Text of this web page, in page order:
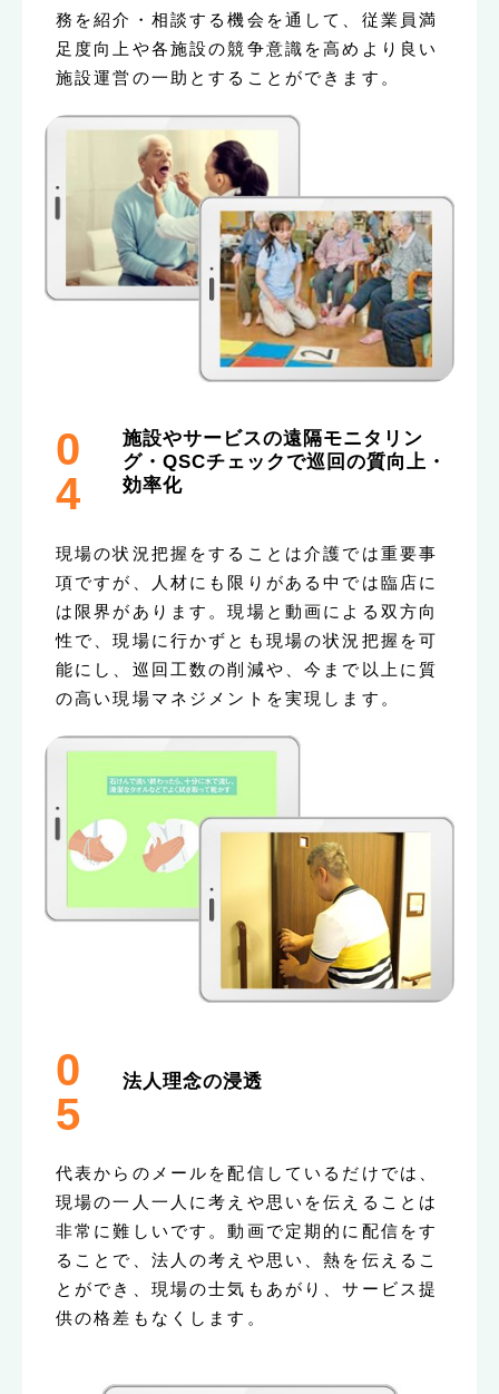
務を紹介・相談する機会を通して、従業員満
足度向上や各施設の競争意識を高めより良い
施設運営の一助とすることができます。
0
4
施設やサービスの遠隔モニタリン
グ・QSCチェックで巡回の質向上・
効率化
現場の状況把握をすることは介護では重要事
項ですが、人材にも限りがある中では臨店に
は限界があります。現場と動画による双方向
性で、現場に行かずとも現場の状況把握を可
能にし、巡回工数の削減や、今まで以上に質
の高い現場マネジメントを実現します。
0
5
法人理念の浸透
代表からのメールを配信しているだけでは、
現場の一人一人に考えや思いを伝えることは
非常に難しいです。動画で定期的に配信をす
ることで、法人の考えや思い、熱を伝えるこ
とができ、現場の士気もあがり、サービス提
供の格差もなくします。